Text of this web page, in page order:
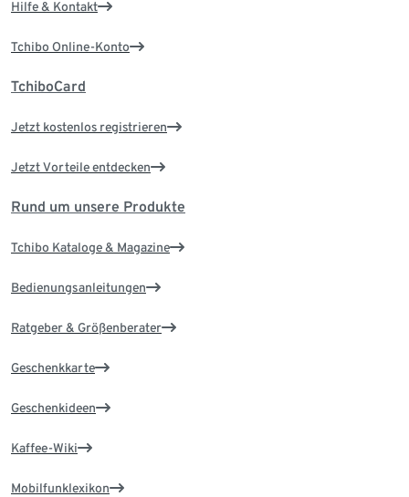
Hilfe & Kontakt
Tchibo Online-Konto
TchiboCard
Jetzt kostenlos registrieren
Jetzt Vorteile entdecken
Rund um unsere Produkte
Tchibo Kataloge & Magazine
Bedienungsanleitungen
Ratgeber & Größenberater
Geschenkkarte
Geschenkideen
Kaffee-Wiki
Mobilfunklexikon